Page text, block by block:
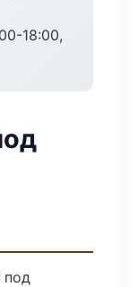
18:00,
под